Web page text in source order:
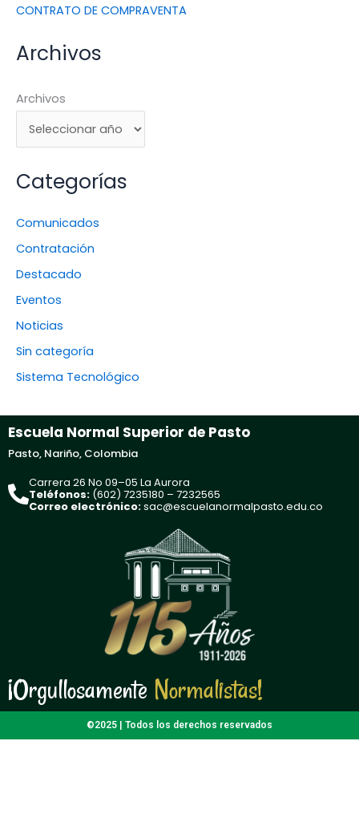
CONTRATO DE COMPRAVENTA
Archivos
Archivos
Categorías
Comunicados
Contratación
Destacado
Eventos
Noticias
Sin categoría
Sistema Tecnológico
Escuela Normal Superior de Pasto
Pasto, Nariño, Colombia
Carrera 26 No 09–05 La Aurora
Teléfonos: (602) 7235180 – 7232565
Correo electrónico:sac@escuelanormalpasto.edu.co
¡Orgullosamente Normalistas!
©2025 | Todos los derechos reservados